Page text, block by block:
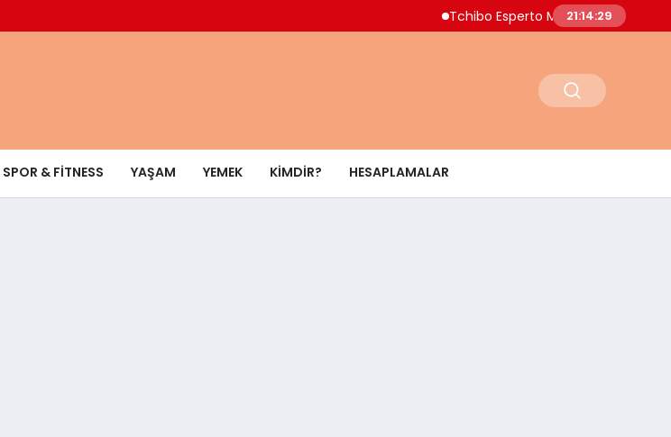
Tchibo Esperto Mini Kahve Makinesinde
21:14:30
SPOR & FITNESS YAŞAM YEMEK KIMDIR? HESAPLAMALAR